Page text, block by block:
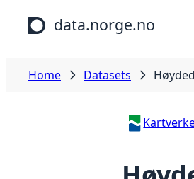
Skip to main content
data.norge.no
Home Datasets